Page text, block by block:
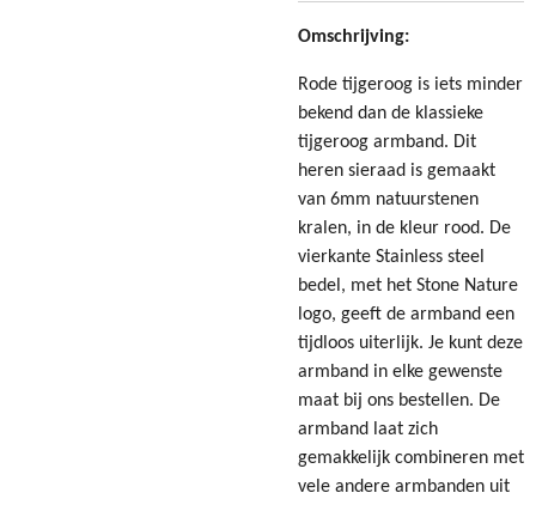
Omschrijving:
Rode tijgeroog is iets minder
bekend dan de klassieke
tijgeroog armband. Dit
heren sieraad is gemaakt
van 6mm natuurstenen
kralen, in de kleur rood. De
vierkante Stainless steel
bedel, met het Stone Nature
logo, geeft de armband een
tijdloos uiterlijk. Je kunt deze
armband in elke gewenste
maat bij ons bestellen. De
armband
laat zich
gemakkelijk combineren met
vele andere armbanden uit